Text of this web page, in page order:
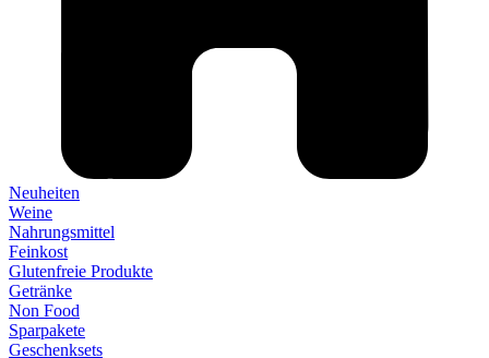
Neuheiten
Weine
Nahrungsmittel
Feinkost
Glutenfreie Produkte
Getränke
Non Food
Sparpakete
Geschenksets